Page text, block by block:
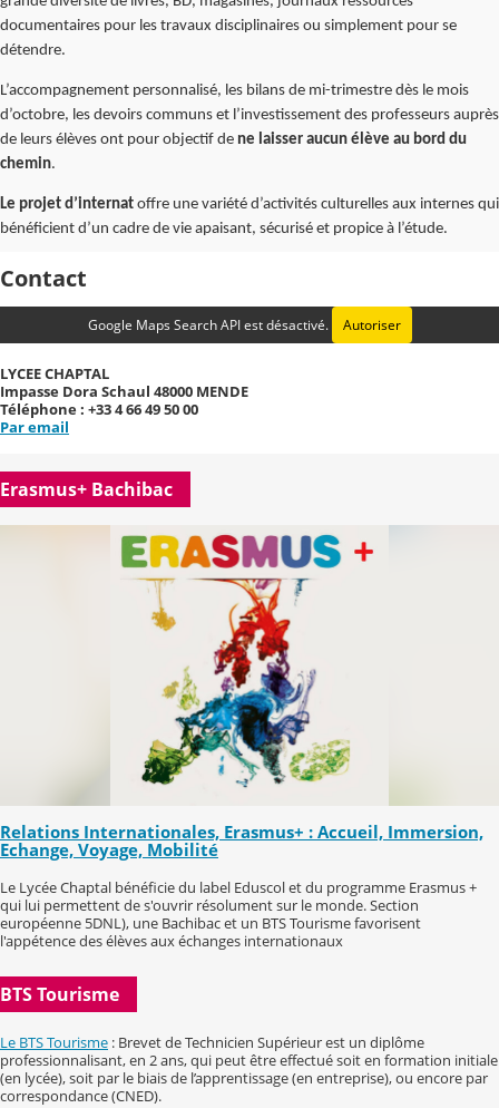
documentaires pour les travaux disciplinaires ou simplement pour se
détendre.
L’accompagnement personnalisé, les bilans de mi-trimestre dès le mois
d’octobre, les devoirs communs et l’investissement des professeurs auprès
de leurs élèves ont pour objectif de ne laisser aucun élève au bord du
chemin.
Le projet d’internat offre une variété d’activités culturelles aux internes qui
bénéficient d’un cadre de vie apaisant, sécurisé et propice à l’étude.
Contact
Google Maps Search API est désactivé. Autoriser
LYCEE CHAPTAL
Impasse Dora Schaul 48000 MENDE
Téléphone : +33 4 66 49 50 00
Par email
Erasmus+ Bachibac
Relations Internationales, Erasmus+ : Accueil, Immersion,
Echange, Voyage, Mobilité
Le Lycée Chaptal bénéficie du label Eduscol et du programme Erasmus +
qui lui permettent de s'ouvrir résolument sur le monde. Section
européenne 5DNL), une Bachibac et un BTS Tourisme favorisent
l'appétence des élèves aux échanges internationaux
BTS Tourisme
Le BTS Tourisme : Brevet de Technicien Supérieur est un diplôme
professionnalisant, en 2 ans, qui peut être effectué soit en formation initiale
(en lycée), soit par le biais de l’apprentissage (en entreprise), ou encore par
correspondance (CNED).